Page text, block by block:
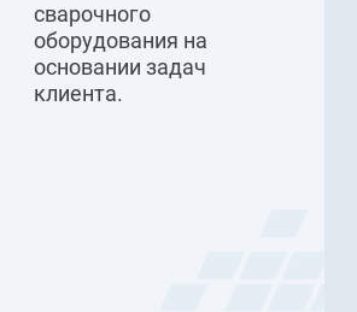
сварочного
оборудования на
основании задач
клиента.